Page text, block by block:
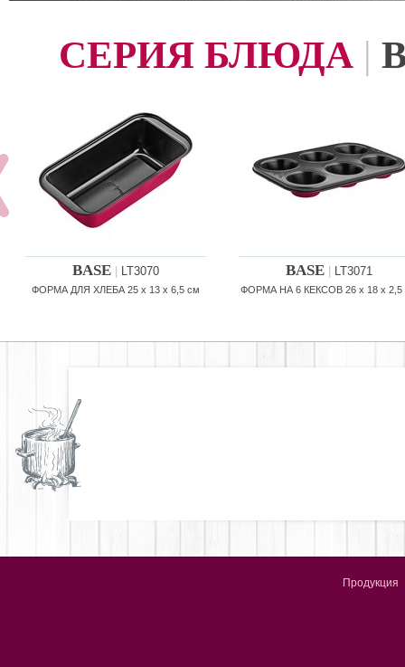
СЕРИЯ БЛЮДА |
BASE LT3070
ФОРМА ДЛЯ ХЛЕБА 25 x 13 x 6,5 см
BASE LT3071
ФОРМА НА 6 КЕКСОВ 26 x 18 x 2,5
Продукция